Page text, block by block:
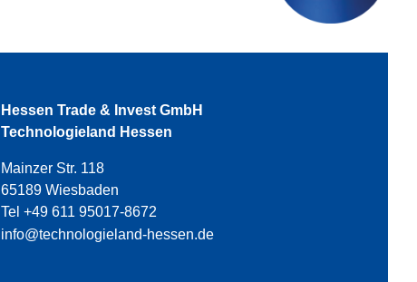
Hessen Trade & Invest GmbH
Technologieland Hessen
Mainzer Str. 118
65189 Wiesbaden
Tel +49 611 95017-8672
info@technologieland-hessen.de